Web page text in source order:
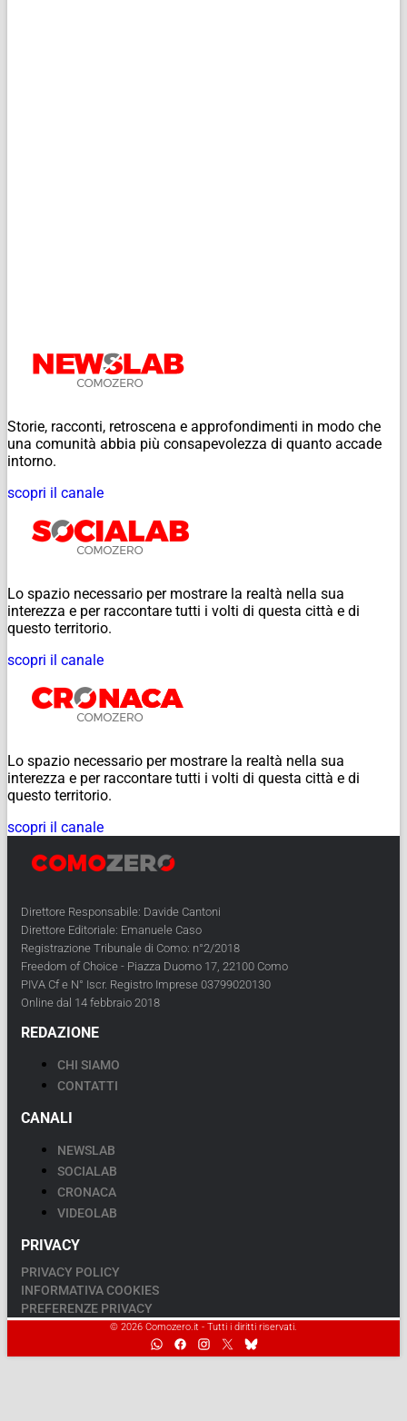
Storie, racconti, retroscena e approfondimenti in modo che
una comunità abbia più consapevolezza di quanto accade
intorno.
scopri il canale
Lo spazio necessario per mostrare la realtà nella sua
interezza e per raccontare tutti i volti di questa città e di
questo territorio.
scopri il canale
Lo spazio necessario per mostrare la realtà nella sua
interezza e per raccontare tutti i volti di questa città e di
questo territorio.
scopri il canale
Direttore Responsabile: Davide Cantoni
Direttore Editoriale: Emanuele Caso
Registrazione Tribunale di Como: n°2/2018
Freedom of Choice - Piazza Duomo 17, 22100 Como
PIVA Cf e N° Iscr. Registro Imprese 03799020130
Online dal 14 febbraio 2018
REDAZIONE
CHI SIAMO
CONTATTI
CANALI
NEWSLAB
SOCIALAB
CRONACA
VIDEOLAB
PRIVACY
PRIVACY POLICY
INFORMATIVA COOKIES
PREFERENZE PRIVACY
© 2026 Comozero.it - Tutti i diritti riservati.